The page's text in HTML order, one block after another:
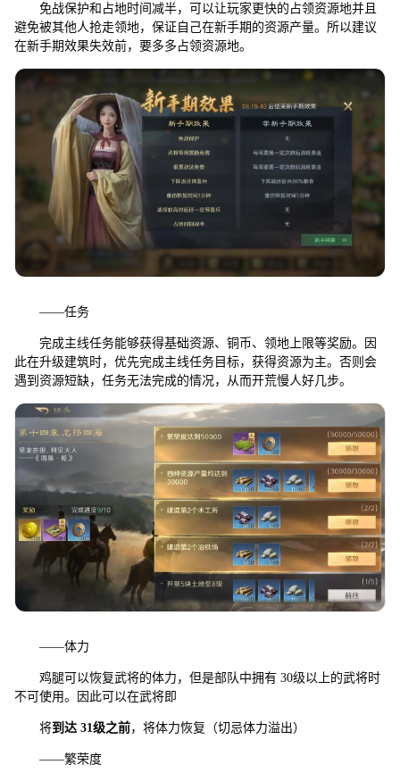
免战保护和占地时间减半，可以让玩家更快的占领资源地并且
避免被其他人抢走领地，保证自己在新手期的资源产量。所以建议
在新手期效果失效前，要多多占领资源地。
——任务
完成主线任务能够获得基础资源、铜币、领地上限等奖励。因
此在升级建筑时，优先完成主线任务目标，获得资源为主。否则会
遇到资源短缺，任务无法完成的情况，从而开荒慢人好几步。
——体力
鸡腿可以恢复武将的体力，但是部队中拥有 30级以上的武将时
不可使用。因此可以在武将即
将到达 31级之前，将体力恢复（切忌体力溢出）
——繁荣度